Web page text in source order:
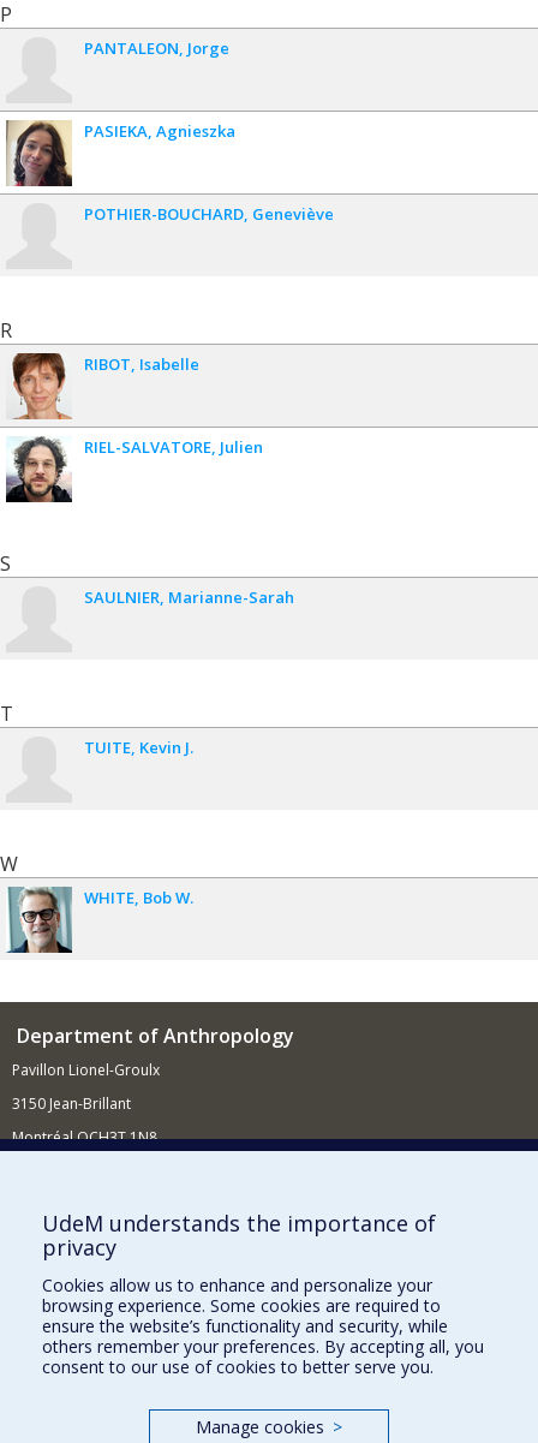
P
PANTALEON Jorge
PASIEKA Agnieszka
POTHIER-BOUCHARD Geneviève
R
RIBOT Isabelle
RIEL-SALVATORE Julien
S
SAULNIER Marianne-Sarah
T
TUITE Kevin J.
W
WHITE Bob W.
Department of Anthropology
Pavillon Lionel-Groulx
3150 Jean-Brillant
Montréal QCH3T 1N8
Supporting the Department
NEED HELP?
Site map
Report a problem
UdeM understands the importance of
privacy
Cookies allow us to enhance and personalize your
browsing experience. Some cookies are required to
ensure the website’s functionality and security, while
others remember your preferences. By accepting all, you
consent to our use of cookies to better serve you.
Manage cookies >